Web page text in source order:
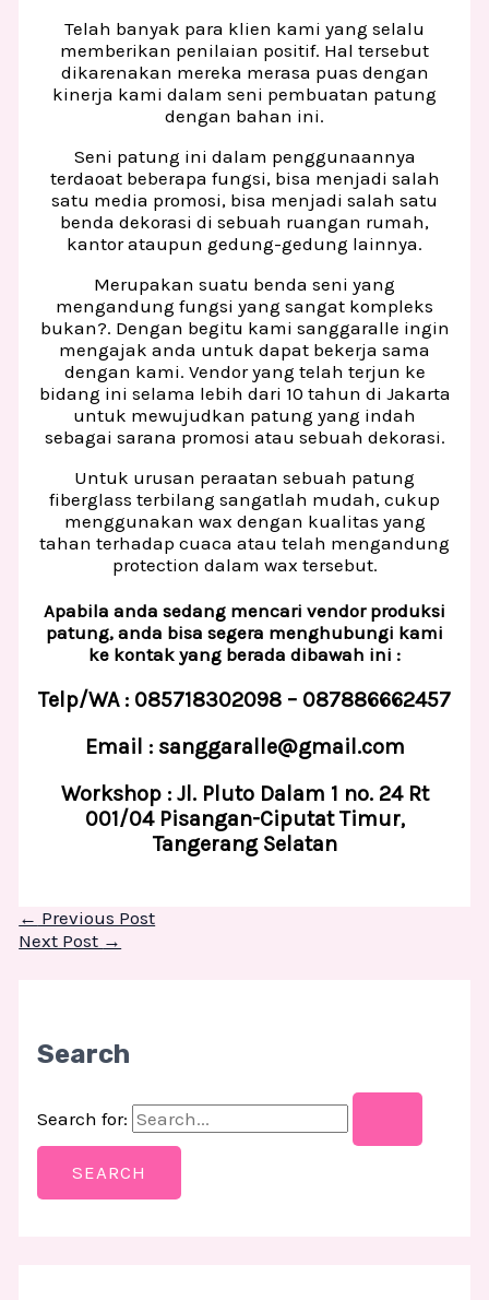
Telah banyak para klien kami yang selalu
memberikan penilaian positif. Hal tersebut
dikarenakan mereka merasa puas dengan
kinerja kami dalam seni pembuatan patung
dengan bahan ini.
Seni patung ini dalam penggunaannya
terdaoat beberapa fungsi, bisa menjadi salah
satu media promosi, bisa menjadi salah satu
benda dekorasi di sebuah ruangan rumah,
kantor ataupun gedung-gedung lainnya.
Merupakan suatu benda seni yang
mengandung fungsi yang sangat kompleks
bukan?. Dengan begitu kami sanggaralle ingin
mengajak anda untuk dapat bekerja sama
dengan kami. Vendor yang telah terjun ke
bidang ini selama lebih dari 10 tahun di Jakarta
untuk mewujudkan patung yang indah
sebagai sarana promosi atau sebuah dekorasi.
Untuk urusan peraatan sebuah patung
fiberglass terbilang sangatlah mudah, cukup
menggunakan wax dengan kualitas yang
tahan terhadap cuaca atau telah mengandung
protection dalam wax tersebut.
Apabila anda sedang mencari vendor produksi
patung, anda bisa segera menghubungi kami
ke kontak yang berada dibawah ini :
Telp/WA : 085718302098 – 087886662457
Email : sanggaralle@gmail.com
Workshop : Jl. Pluto Dalam 1 no. 24 Rt
001/04 Pisangan-Ciputat Timur,
Tangerang Selatan
← Previous Post
Next Post →
Search
Search for: